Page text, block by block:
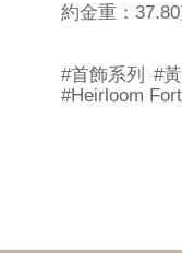
約金重：
#首飾系列 #
#Heirloom